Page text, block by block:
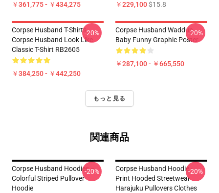
￥361,775 - ￥434,275 ￥229,100$15.8
Corpse Husband T-Shirts -
Corpse Husband Look Like
Classic T-Shirt RB2605
￥384,250 - ￥442,250
-20%
Corpse Husband Waddup
Baby Funny Graphic Poster
￥287,100 - ￥665,550
-20%
もっと見る
関連商品
Corpse Husband Hoodies –
Colorful Striped Pullover
Hoodie
-20%
Corpse Husband Hoodie -
Print Hooded Streetwear
Harajuku Pullovers Clothes
-20%